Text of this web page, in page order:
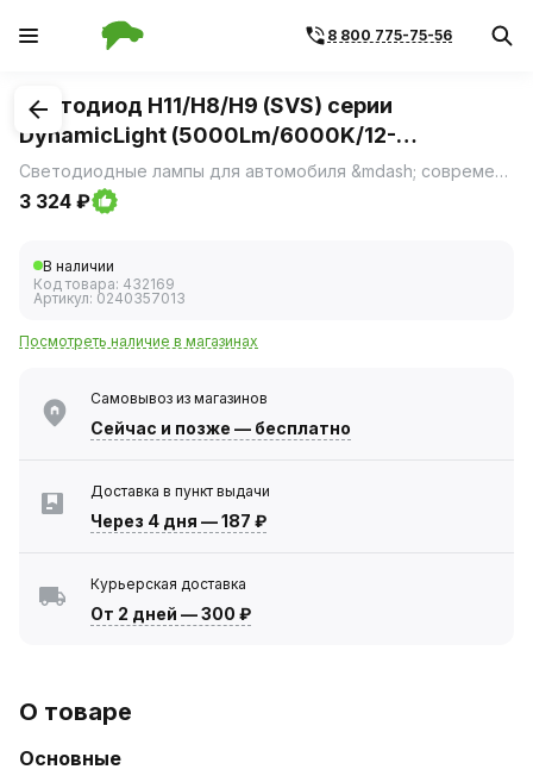
8 800 775-75-56
1/1
Светодиод H11/H8/H9 (SVS) серии
DynamicLight (5000Lm/6000K/12-
24V/60W/can-bus) 2шт
Светодиодные лампы для автомобиля &mdash; современное решение для тех, кто ценит безопасность и комфорт в поездках.
3 324 ₽
В наличии
Код товара: 432169
Артикул: 0240357013
Посмотреть наличие в магазинах
Самовывоз из магазинов
Сейчас и позже — бесплатно
Доставка в пункт выдачи
Через 4 дня —187 ₽
Курьерская доставка
От 2 дней —300 ₽
О товаре
Основные